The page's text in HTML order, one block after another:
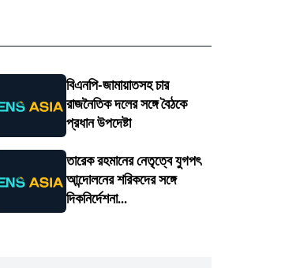
বিএনপি-জামায়াতসহ চার
রাজনৈতিক দলের সঙ্গে বৈঠকে
প্রধান উপদেষ্টা
তারেক রহমানের নেতৃত্বে যুগপৎ
আন্দোলনের শরিকদের সঙ্গে
দিকনির্দেশনা...